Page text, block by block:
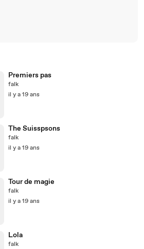
Premiers pas
falk
il y a 19 ans
The Suisspsons
falk
il y a 19 ans
Tour de magie
falk
il y a 19 ans
Lola
falk